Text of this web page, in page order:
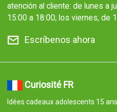
atención al cliente: de lunes a
15:00 a 18:00; los viernes, de
Escríbenos ahora
Curiosité FR
Idées cadeaux adolescents 15